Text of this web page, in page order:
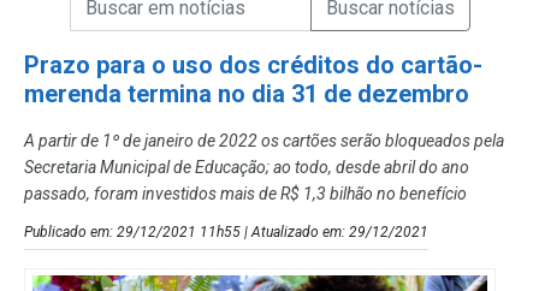
Prazo para o uso dos créditos do cartão-
merenda termina no dia 31 de dezembro
A partir de 1º de janeiro de 2022 os cartões serão bloqueados pela
Secretaria Municipal de Educação; ao todo, desde abril do ano
passado, foram investidos mais de R$ 1,3 bilhão no benefício
Publicado em: 29/12/2021 11h55 | Atualizado em: 29/12/2021